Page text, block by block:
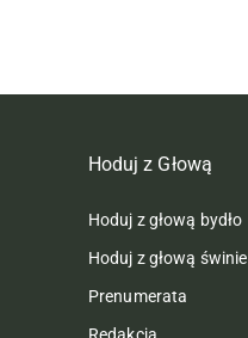
Hoduj z Głową
Hoduj z głową bydło
Hoduj z głową świnie
Prenumerata